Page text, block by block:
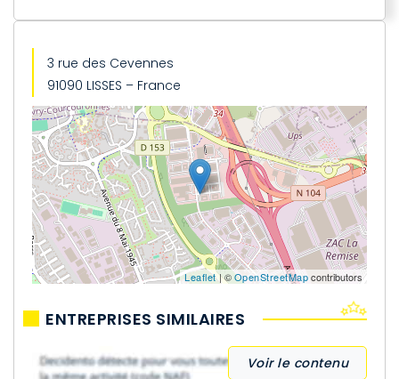
3 rue des Cevennes
91090 LISSES – France
Leaflet| ©OpenStreetMapcontributors
ENTREPRISES SIMILAIRES
Voir le contenu